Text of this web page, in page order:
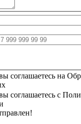
соглашаетесь на
соглашаетесь с